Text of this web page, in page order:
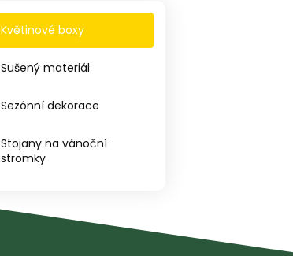
Květinové boxy
Sušený materiál
Sezónní dekorace
Stojany na vánoční
stromky